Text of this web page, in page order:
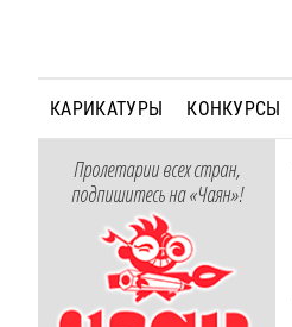
КАРИКАТУРЫ КОНКУРСЫ
Пролетарии всех стран,
подпишитесь на «Чаян»!